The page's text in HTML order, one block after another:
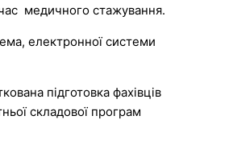
медичного стажування.
електронної системи
підготовка фахівців
складової програм